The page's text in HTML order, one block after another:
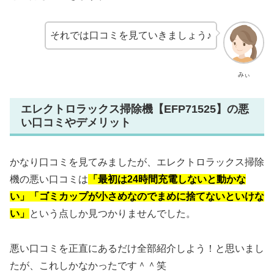
みぃ
それでは口コミを見ていきましょう♪
エレクトロラックス掃除機【EFP71525】の悪
い口コミやデメリット
かなり口コミを見てみましたが、エレクトロラックス掃除
機の悪い口コミは 「最初は24時間充電しないと動かな
い」「ゴミカップが小さめなのでまめに捨てないといけな
い」 という点しか見つかりませんでした。
悪い口コミを正直にあるだけ全部紹介しよう！と思いまし
たが、これしかなかったです＾＾笑